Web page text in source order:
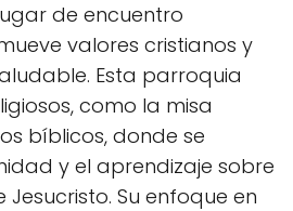
de encuentro
valores cristianos y
Esta parroquia
como la misa
bíblicos, donde se
y el aprendizaje sobre
Jesucristo. Su enfoque en